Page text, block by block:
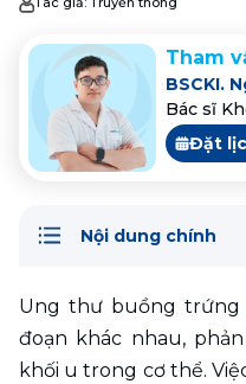
Tham
Bác sĩ
Đặt
Nội dung chính
Ung thư buồng trứng
đoạn khác nhau,
khối u trong cơ thể.